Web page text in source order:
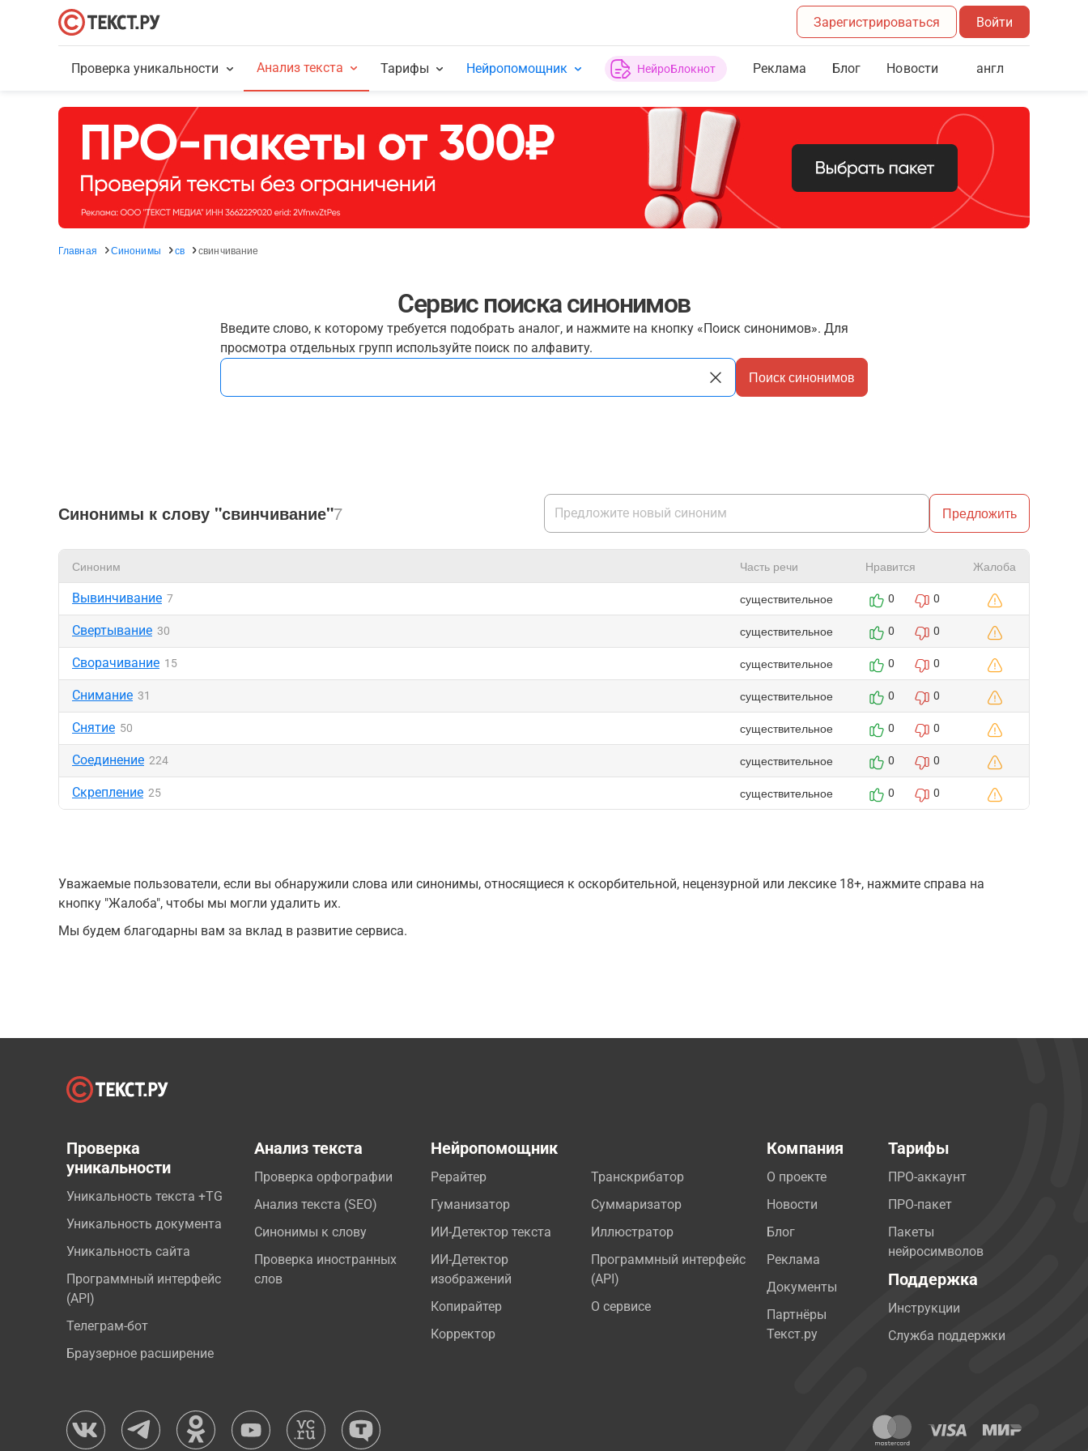
Зарегистрироваться Войти
Проверка уникальности Анализ текста Тарифы Нейропомощник НейроБлокнот Реклама Блог Новости англ
Главная Синонимы св свинчивание
Сервис поиска синонимов
Введите слово, к которому требуется подобрать аналог, и нажмите на кнопку «Поиск синонимов». Для
просмотра отдельных групп используйте поиск по алфавиту.
Поиск синонимов
Синонимы к слову "свинчивание"7 Предложить
Синоним Часть речи Нравится Жалоба
Вывинчивание 7 существительное 0 0
Свертывание 30 существительное 0 0
Сворачивание 15 существительное 0 0
Снимание 31 существительное 0 0
Снятие 50 существительное 0 0
Соединение 224 существительное 0 0
Скрепление 25 существительное 0 0
Уважаемые пользователи, если вы обнаружили слова или синонимы, относящиеся к оскорбительной, нецензурной или лексике 18+, нажмите справа на
кнопку "Жалоба", чтобы мы могли удалить их.
Мы будем благодарны вам за вклад в развитие сервиса.
Проверка
уникальности
Уникальность текста +TG
Уникальность документа
Уникальность сайта
Программный интерфейс
(API)
Телеграм-бот
Браузерное расширение
Анализ текста
Проверка орфографии
Анализ текста (SEO)
Синонимы к слову
Проверка иностранных
слов
Нейропомощник
Рерайтер
Гуманизатор
ИИ-Детектор текста
ИИ-Детектор
изображений
Копирайтер
Корректор
Транскрибатор
Суммаризатор
Иллюстратор
Программный интерфейс
(API)
О сервисе
Компания
О проекте
Новости
Блог
Реклама
Документы
Партнёры
Текст.ру
Тарифы
ПРО-аккаунт
ПРО-пакет
Пакеты
нейросимволов
Поддержка
Инструкции
Служба поддержки